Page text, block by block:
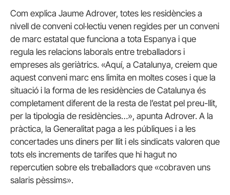
Com explica Jaume Adrover, totes les residències a
nivell de conveni col·lectiu venen regides per un conveni
de marc estatal que funciona a tota Espanya i que
regula les relacions laborals entre treballadors i
empreses als geriàtrics. «Aquí, a Catalunya, creiem que
aquest conveni marc ens limita en moltes coses i que la
situació i la forma de les residències de Catalunya és
completament diferent de la resta de l’estat pel preu-llit,
per la tipologia de residències…», apunta Adrover. A la
pràctica, la Generalitat paga a les públiques i a les
concertades uns diners per llit i els sindicats valoren que
tots els increments de tarifes que hi hagut no
repercutien sobre els treballadors que «cobraven uns
salaris pèssims».